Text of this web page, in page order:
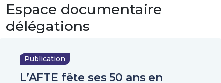
Espace documentaire
délégations
Publication
L’AFTE fête ses 50 ans en